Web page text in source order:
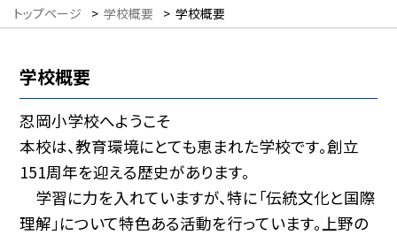
トップページ > 学校概要 > 学校概要
学校概要
忍岡小学校へようこそ
本校は、教育環境にとても恵まれた学校です。創立
151周年を迎える歴史があります。
学習に力を入れていますが、特に「伝統文化と国際
理解」について特色ある活動を行っています。上野の